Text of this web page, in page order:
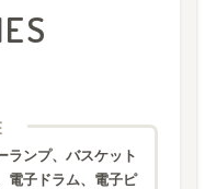
ランプ、バスケット
電子ドラム、電子ピ